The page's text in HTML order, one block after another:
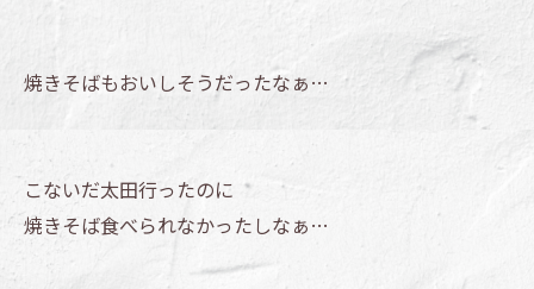
焼きそばもおいしそうだったなぁ…
こないだ太田行ったのに
焼きそば食べられなかったしなぁ…